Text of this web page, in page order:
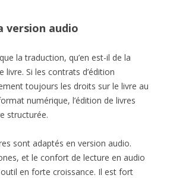
version audio
la traduction, qu’en est-il de la
Si les contrats d’édition
toujours les droits sur le livre au
numérique, l’édition de livres
structurée.
sont adaptés en version audio.
et le confort de lecture en audio
en forte croissance. Il est fort